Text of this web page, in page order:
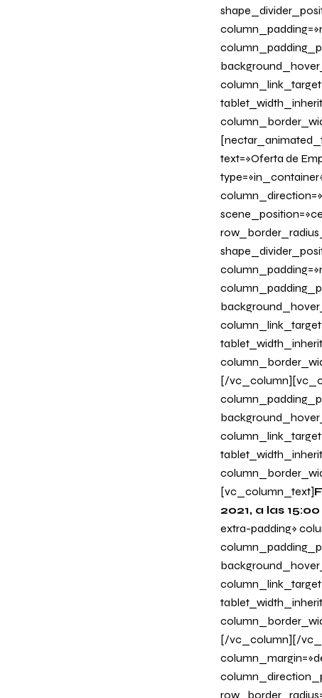
text=»Oferta de
[/
[vc_column_text]
2021, a las
extra-padding»
[/vc_column][/